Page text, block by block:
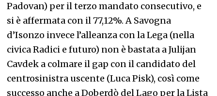
Padovan) per il terzo mandato consecutivo, e
si è affermata con il 77,12%. A Savogna
d’Isonzo invece l’alleanza con la Lega (nella
civica Radici e futuro) non è bastata a Julijan
Cavdek a colmare il gap con il candidato del
centrosinistra uscente (Luca Pisk), così come
successo anche a Doberdò del Lago per la Lista